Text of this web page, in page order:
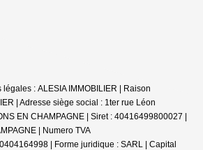
: ALESIA IMMOBILIER | Raison
| Adresse siège social : 1ter rue Léon
EN CHAMPAGNE | Siret : 40416499800027 |
| Numero TVA
| Forme juridique : SARL | Capital